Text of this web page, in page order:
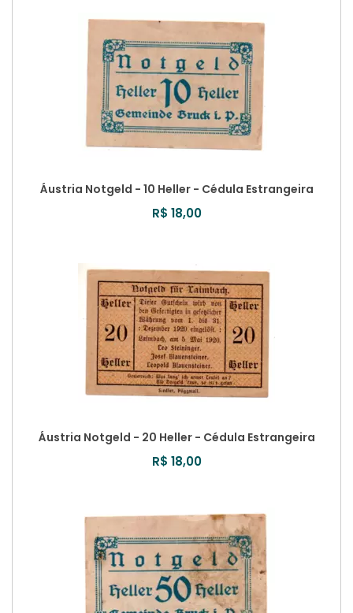
Áustria Notgeld - 10 Heller - Cédula Estrangeira
R$ 18,00
Áustria Notgeld - 20 Heller - Cédula Estrangeira
R$ 18,00